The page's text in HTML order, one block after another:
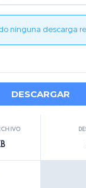
ninguna descarga
DESCARGAR